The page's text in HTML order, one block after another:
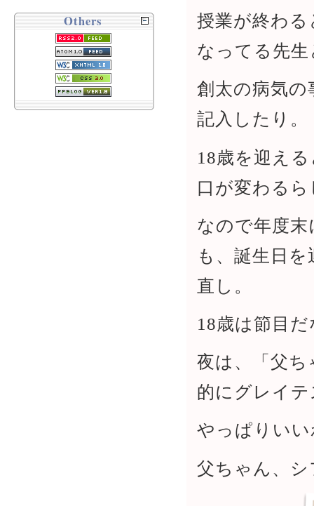
授業が終わ
なってる先
創太の病気の
記入したり。
18歳を迎え
口が変わる
なので年度
も、誕生日
直し。
18歳は節目だ
夜は、「父
的にグレイ
やっぱりい
父ちゃん、
Others